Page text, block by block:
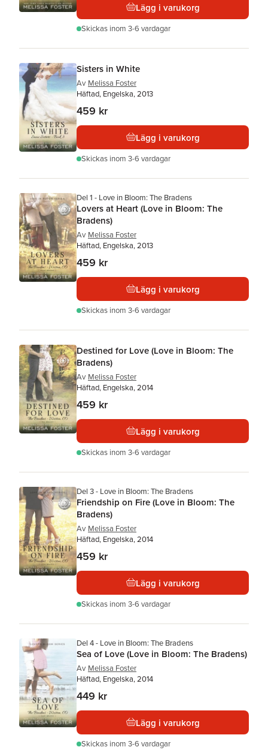
Lägg i varukorg
Skickas inom 3-6 vardagar
Sisters in White
Av Melissa Foster
Häftad, Engelska, 2013
459 kr
Lägg i varukorg
Skickas inom 3-6 vardagar
Del 1 - Love in Bloom: The Bradens
Lovers at Heart (Love in Bloom: The
Bradens)
Av Melissa Foster
Häftad, Engelska, 2013
459 kr
Lägg i varukorg
Skickas inom 3-6 vardagar
Destined for Love (Love in Bloom: The
Bradens)
Av Melissa Foster
Häftad, Engelska, 2014
459 kr
Lägg i varukorg
Skickas inom 3-6 vardagar
Del 3 - Love in Bloom: The Bradens
Friendship on Fire (Love in Bloom: The
Bradens)
Av Melissa Foster
Häftad, Engelska, 2014
459 kr
Lägg i varukorg
Skickas inom 3-6 vardagar
Del 4 - Love in Bloom: The Bradens
Sea of Love (Love in Bloom: The Bradens)
Av Melissa Foster
Häftad, Engelska, 2014
449 kr
Lägg i varukorg
Skickas inom 3-6 vardagar